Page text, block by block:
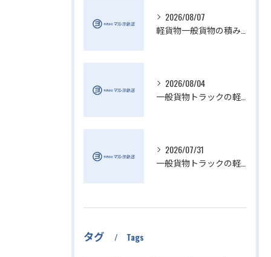
2026/08/07
2026/08/04
2026/07/31
タグ Tags